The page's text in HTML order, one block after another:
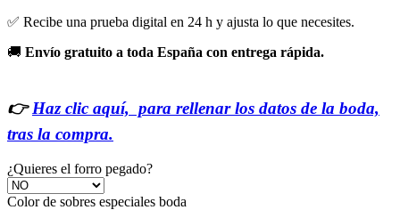
✅ Recibe una prueba digital en 24 h y ajusta lo que necesites.
🚚 Envío gratuito a toda España con entrega rápida.
👉Haz clic aquí, para rellenar los datos de la boda,
tras la compra.
¿Quieres el forro pegado?
Color de sobres especiales boda